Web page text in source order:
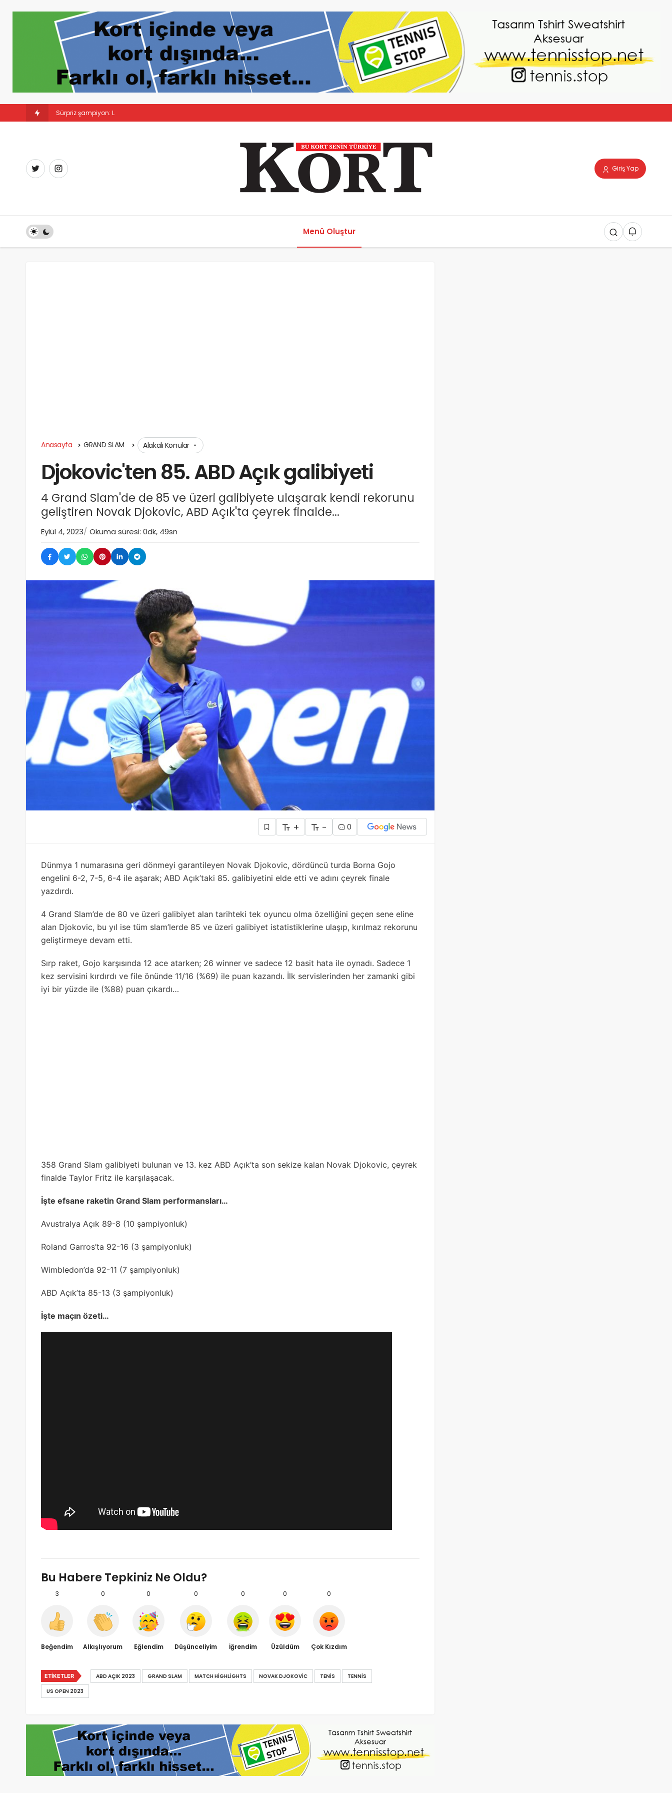
Sürpriz şampiyon: Linda Noskova
Giriş Yap
Menü Oluştur
Anasayfa GRAND SLAM Alakalı Konular
Djokovic'ten 85. ABD Açık galibiyeti
4 Grand Slam'de de 85 ve üzeri galibiyete ulaşarak kendi rekorunu
geliştiren Novak Djokovic, ABD Açık'ta çeyrek finalde...
Eylül 4, 2023 Okuma süresi: 0dk, 49sn
+ - 0
Dünmya 1 numarasına geri dönmeyi garantileyen Novak Djokovic, dördüncü turda Borna Gojo
engelini 6-2, 7-5, 6-4 ile aşarak; ABD Açık’taki 85. galibiyetini elde etti ve adını çeyrek finale
yazdırdı.
4 Grand Slam’de de 80 ve üzeri galibiyet alan tarihteki tek oyuncu olma özelliğini geçen sene eline
alan Djokovic, bu yıl ise tüm slam’lerde 85 ve üzeri galibiyet istatistiklerine ulaşıp, kırılmaz rekorunu
geliştirmeye devam etti.
Sırp raket, Gojo karşısında 12 ace atarken; 26 winner ve sadece 12 basit hata ile oynadı. Sadece 1
kez servisini kırdırdı ve file önünde 11/16 (%69) ile puan kazandı. İlk servislerinden her zamanki gibi
iyi bir yüzde ile (%88) puan çıkardı…
358 Grand Slam galibiyeti bulunan ve 13. kez ABD Açık’ta son sekize kalan Novak Djokovic, çeyrek
finalde Taylor Fritz ile karşılaşacak.
İşte efsane raketin Grand Slam performansları…
Avustralya Açık 89-8 (10 şampiyonluk)
Roland Garros’ta 92-16 (3 şampiyonluk)
Wimbledon’da 92-11 (7 şampiyonluk)
ABD Açık’ta 85-13 (3 şampiyonluk)
İşte maçın özeti…
Bu Habere Tepkiniz Ne Oldu?
3
Beğendim
0
Alkışlıyorum
0
Eğlendim
0
Düşünceliyim
0
İğrendim
0
Üzüldüm
0
Çok Kızdım
ETIKETLER ABD AÇIK 2023 GRAND SLAM MATCH HIGHLIGHTS NOVAK DJOKOVIC TENIS
TENNIS
US OPEN 2023